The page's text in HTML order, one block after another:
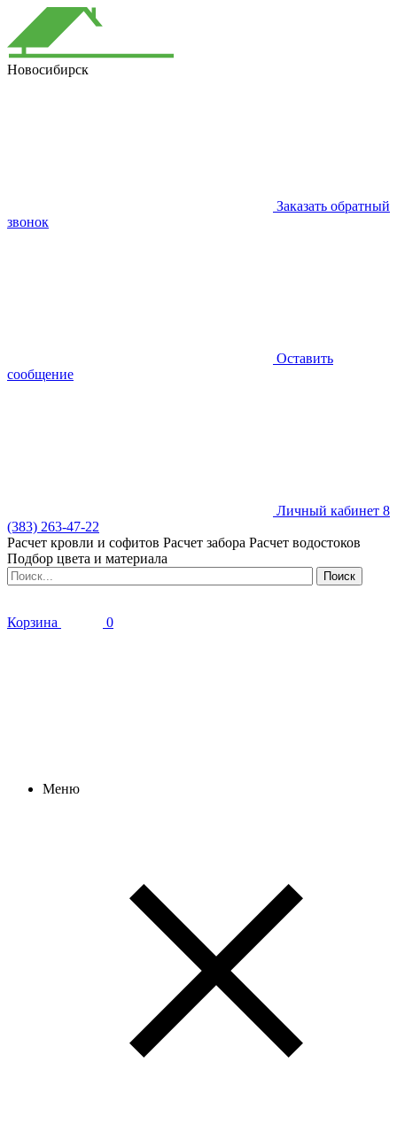
Новосибирск
Заказать обратный
звонок
Оставить
сообщение
Личный кабинет 8
(383) 263-47-22
Расчет кровли и софитов Расчет забора Расчет водостоков
Подбор цвета и материала
Корзина 0
Меню